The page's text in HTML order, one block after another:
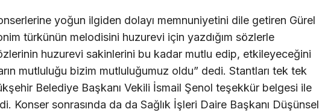
yoğun ilgiden dolayı memnuniyetini dile getiren Gürel
türkünün melodisini huzurevi için yazdığım sözlerle
huzurevi sakinlerini bu kadar mutlu edip, etkileyeceğini
mutluluğu bizim mutluluğumuz oldu” dedi. Stantları tek tek
Belediye Başkanı Vekili İsmail Şenol teşekkür belgesi ile
Konser sonrasında da da Sağlık İşleri Daire Başkanı Düşünsel